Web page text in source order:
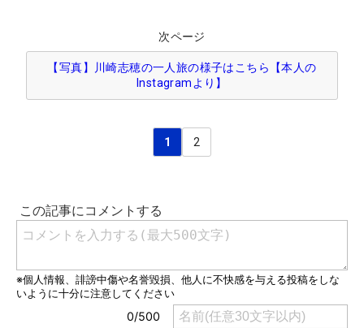
次ページ
【写真】川崎志穂の一人旅の様子はこちら【本人の
Instagramより】
1 2